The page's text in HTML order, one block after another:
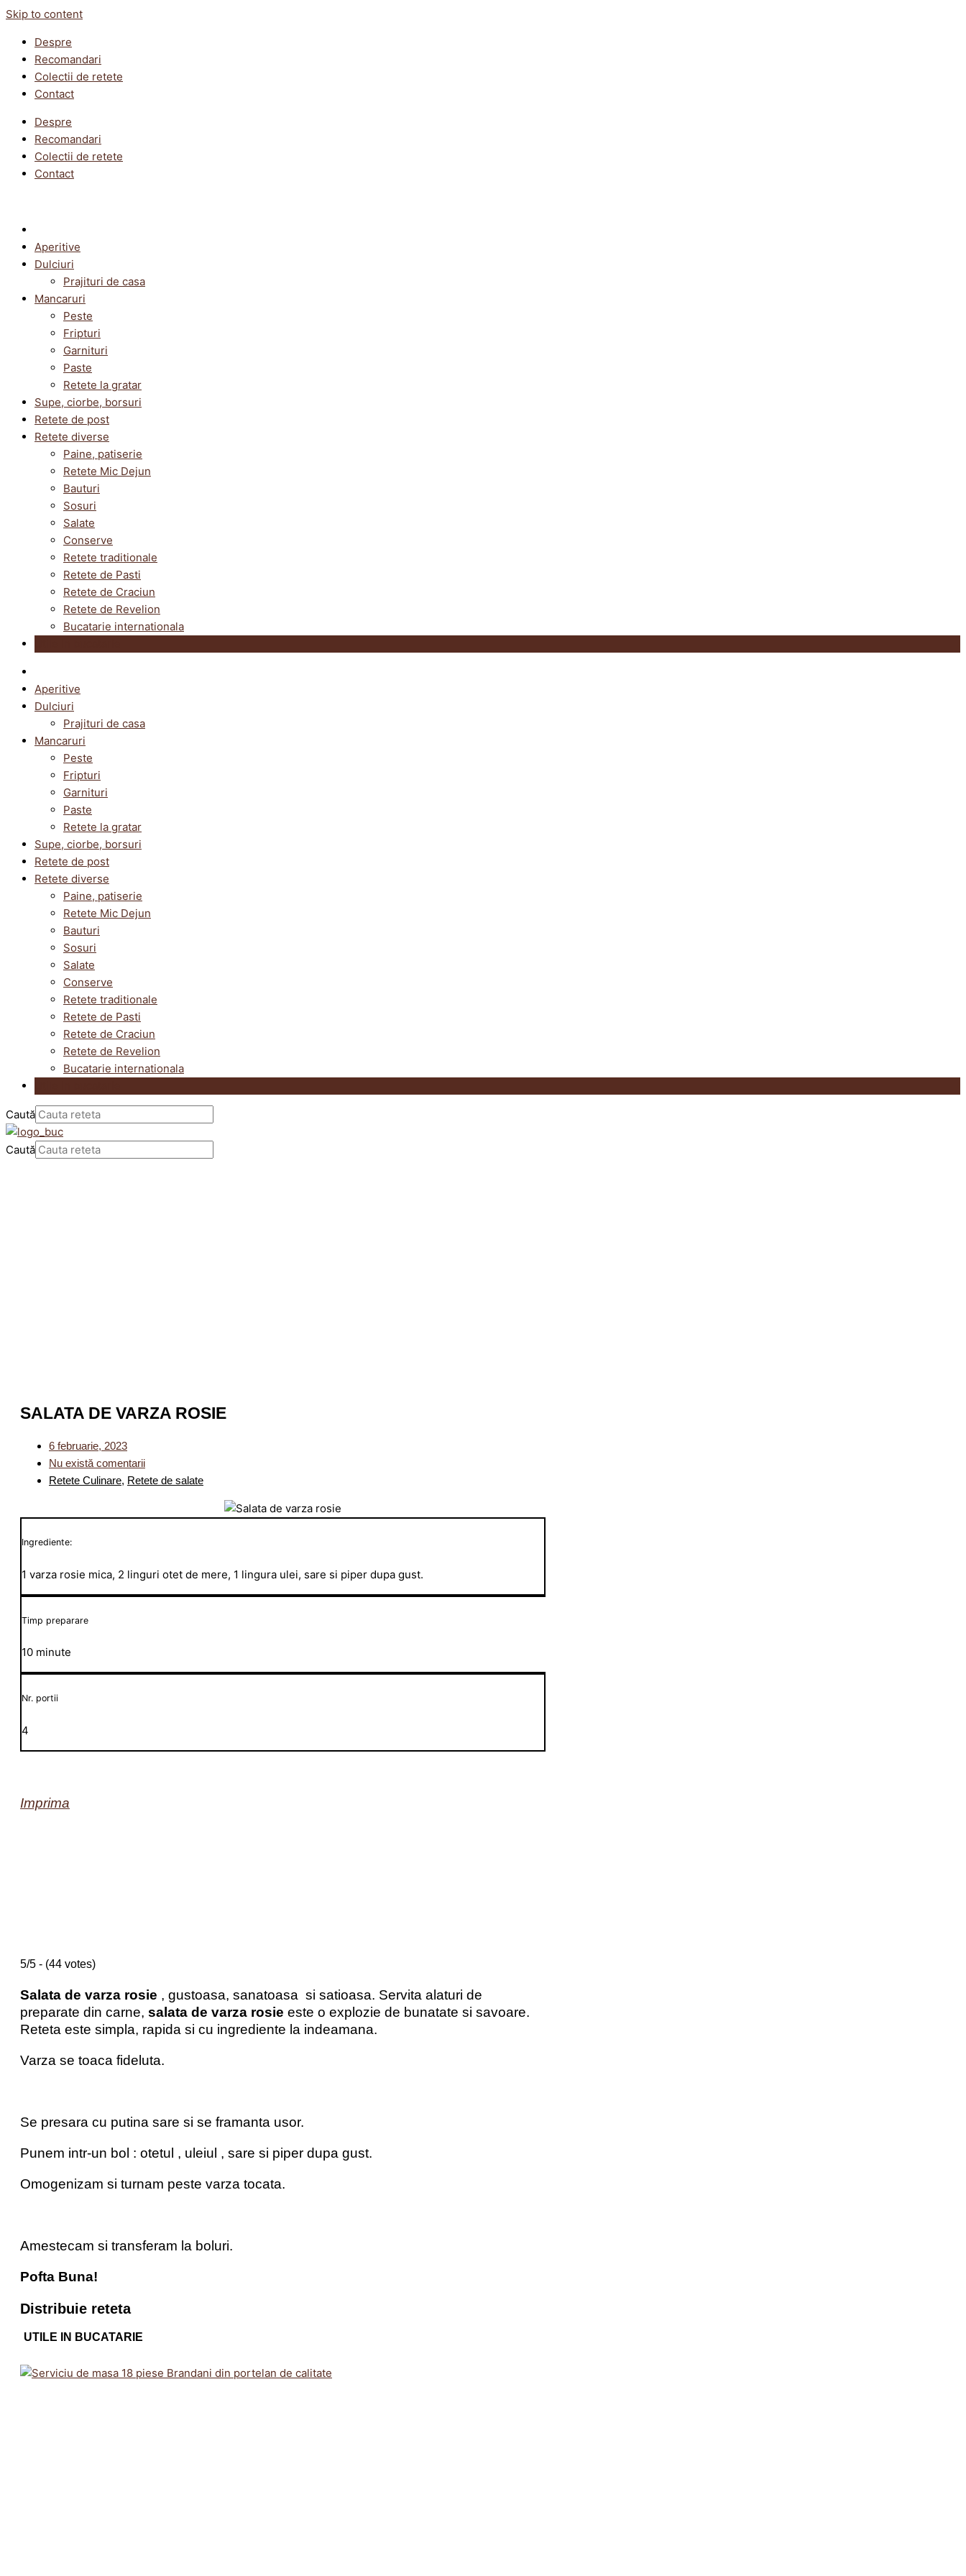
Skip to content
Despre
Recomandari
Colectii de retete
Contact
Despre
Recomandari
Colectii de retete
Contact
Aperitive
Dulciuri
Prajituri de casa
Mancaruri
Peste
Fripturi
Garnituri
Paste
Retete la gratar
Supe, ciorbe, borsuri
Retete de post
Retete diverse
Paine, patiserie
Retete Mic Dejun
Bauturi
Sosuri
Salate
Conserve
Retete traditionale
Retete de Pasti
Retete de Craciun
Retete de Revelion
Bucatarie internationala
Aperitive
Dulciuri
Prajituri de casa
Mancaruri
Peste
Fripturi
Garnituri
Paste
Retete la gratar
Supe, ciorbe, borsuri
Retete de post
Retete diverse
Paine, patiserie
Retete Mic Dejun
Bauturi
Sosuri
Salate
Conserve
Retete traditionale
Retete de Pasti
Retete de Craciun
Retete de Revelion
Bucatarie internationala
Caută
Caută
SALATA DE VARZA ROSIE
6 februarie, 2023
Nu există comentarii
Retete Culinare, Retete de salate
Ingrediente:
1 varza rosie mica, 2 linguri otet de mere, 1 lingura ulei, sare si piper dupa gust.
Timp preparare
10 minute
Nr. portii
4
Imprima
5/5 - (44 votes)
Salata de varza rosie , gustoasa, sanatoasa si satioasa. Servita alaturi de
preparate din carne, salata de varza rosie este o explozie de bunatate si savoare.
Reteta este simpla, rapida si cu ingrediente la indeamana.
Varza se toaca fideluta.
Se presara cu putina sare si se framanta usor.
Punem intr-un bol : otetul , uleiul , sare si piper dupa gust.
Omogenizam si turnam peste varza tocata.
Amestecam si transferam la boluri.
Pofta Buna!
Distribuie reteta
UTILE IN BUCATARIE